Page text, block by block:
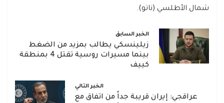
شمال الأطلسي (ناتو).
الخبر السابق
زيلينسكي يطالب بمزيد من الضغط
بينما مسيرات روسية تقتل 4 بمنطقة
كييف
الخبر التالي
عراقجي: إيران قريبة جداً من اتفاق مع